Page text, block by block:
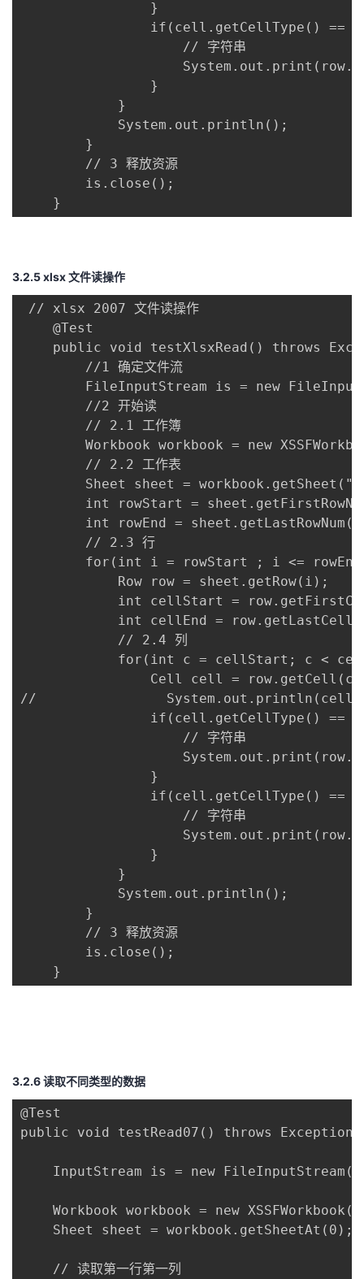
}
if(cell.getCellType() ==
// 字符串
}
}
System.out.println();
}
// 3 释放资源
is.close();
}
3.2.5 xlsx 文件读操作
// xlsx 2007 文件读操作
@Test
public void testXlsxRead() throws
//1 确定文件流
FileInputStream is = new
//2 开始读
// 2.1 工作簿
Workbook workbook = new
// 2.2 工作表
Sheet sheet = workbook.getSheet("用
int rowStart = sheet.getFirstRowNum();
int rowEnd = sheet.getLastRowNum();
// 2.3 行
for(int i = rowStart ; i <=
Row row = sheet.getRow(i);
int cellStart = row.getFirstCellNum();
int cellEnd = row.getLastCellNum() ;
// 2.4 列
for(int c = cellStart; c <
Cell cell =
//
if(cell.getCellType() ==
// 字符串
}
if(cell.getCellType() ==
// 字符串
}
}
System.out.println();
}
// 3 释放资源
is.close();
}
3.2.6 读取不同类型的数据
@Test
public void testRead07() throws Exception{
InputStream is = new
Workbook workbook = new
Sheet sheet = workbook.getSheetAt(0);
// 读取第一行第一列